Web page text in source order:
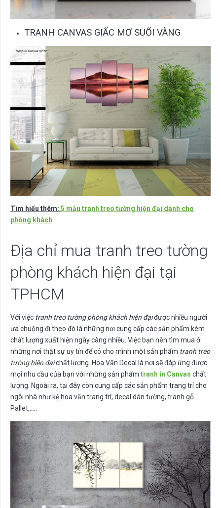
TRANH CANVAS GIẤC MƠ SUỐI VÀNG
Tìm hiểu thêm: 5 mẫu tranh treo tường hiện đại dành cho
phòng khách
Địa chỉ mua tranh treo tường
phòng khách hiện đại tại
TPHCM
Với việc tranh treo tường phòng khách hiện đạiđược nhiều người
ưa chuộng đi theo đó là những nơi cung cấp các sản phẩm kém
chất lượng xuất hiện ngày càng nhiều. Việc bạn nên tìm mua ở
những nơi thật sự uy tín để có cho mình một sản phẩm tranh treo
tường hiện đạichất lượng. Hoa Văn Decal là nơi sẽ đáp ứng được
mọi nhu cầu của bạn với những sản phẩm tranh in Canvas chất
lượng. Ngoài ra, tại đây còn cung cấp các sản phẩm trang trí cho
ngôi nhà như kệ hoa văn trang trí, decal dán tường, tranh gỗ
Pallet,…..